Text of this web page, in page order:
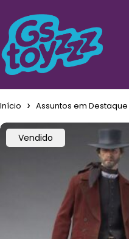
Início Assuntos em Destaque
Vendido